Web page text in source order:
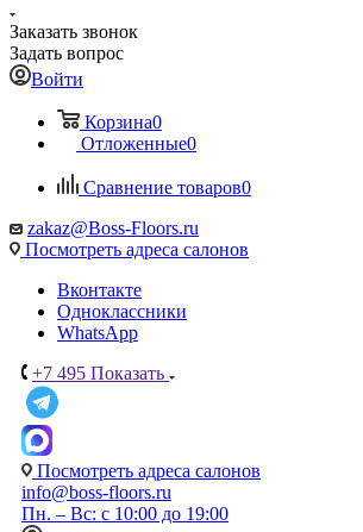
Заказать звонок
Задать вопрос
Войти
Корзина0
Отложенные0
Сравнение товаров0
zakaz@Boss-Floors.ru
Посмотреть адреса салонов
Вконтакте
Одноклассники
WhatsApp
+7 495 Показать
Посмотреть адреса салонов
info@boss-floors.ru
Пн. – Вс: с 10:00 до 19:00